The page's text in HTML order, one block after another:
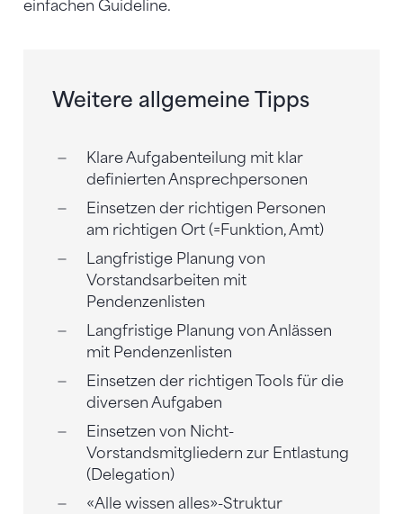
einfachen Guideline.
Weitere allgemeine Tipps
Klare Aufgabenteilung mit klar
definierten Ansprechpersonen
Einsetzen der richtigen Personen
am richtigen Ort (=Funktion, Amt)
Langfristige Planung von
Vorstandsarbeiten mit
Pendenzenlisten
Langfristige Planung von Anlässen
mit Pendenzenlisten
Einsetzen der richtigen Tools für die
diversen Aufgaben
Einsetzen von Nicht-
Vorstandsmitgliedern zur Entlastung
(Delegation)
«Alle wissen alles»-Struktur